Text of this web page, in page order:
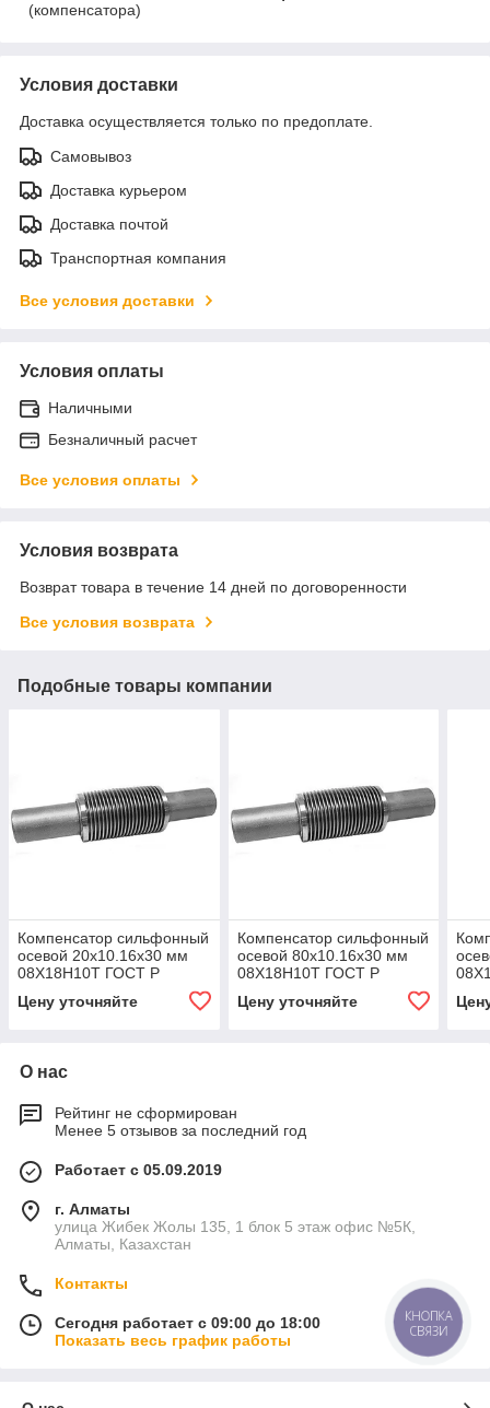
(компенсатора)
Условия доставки
Доставка осуществляется только по предоплате.
Самовывоз
Доставка курьером
Доставка почтой
Транспортная компания
Все условия доставки
Условия оплаты
Наличными
Безналичный расчет
Все условия оплаты
Условия возврата
Возврат товара в течение 14 дней по договоренности
Все условия возврата
Подобные товары компании
Компенсатор сильфонный
осевой 20x10.16x30 мм
08Х18Н10Т ГОСТ Р
Цену уточняйте
Компенсатор сильфонный
осевой 80x10.16x30 мм
08Х18Н10Т ГОСТ Р
Цену уточняйте
О нас
Рейтинг не сформирован
Менее 5 отзывов за последний год
Работает с 05.09.2019
г. Алматы
улица Жибек Жолы 135, 1 блок 5 этаж офис №5К,
Алматы, Казахстан
Контакты
Сегодня работает с 09:00 до 18:00
Показать весь график работы
КНОПКА
СВЯЗИ